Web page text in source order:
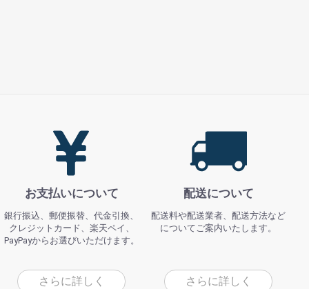
お支払いについて
銀行振込、郵便振替、代金引換、
クレジットカード、楽天ペイ、
PayPayからお選びいただけます。
さらに詳しく
配送について
配送料や配送業者、配送方法など
についてご案内いたします。
さらに詳しく